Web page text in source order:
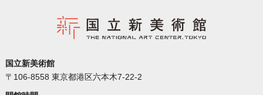
国立新美術館
〒106-8558 東京都港区六本木7-22-2